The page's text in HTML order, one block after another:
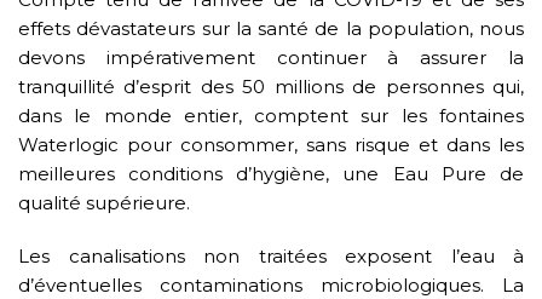
effets dévastateurs sur la santé de la population, nous
devons impérativement continuer à assurer la
tranquillité d’esprit des 50 millions de personnes qui,
dans le monde entier, comptent sur les fontaines
Waterlogic pour consommer, sans risque et dans les
meilleures conditions d’hygiène, une Eau Pure de
qualité supérieure.
Les canalisations non traitées exposent l’eau à
d’éventuelles contaminations microbiologiques. La